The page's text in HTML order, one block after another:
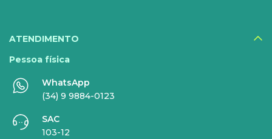
Veja todos serviços
EMPRESAS
INTERNET
ATENDIMENTO
Pessoa física
WhatsApp
(34) 9 9884-0123
SAC
103-12